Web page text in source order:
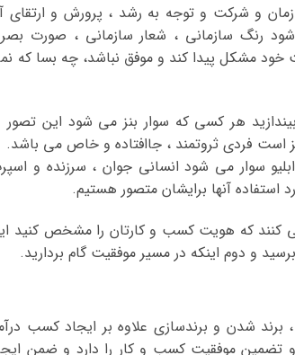
و شرکت و توجه به رشد ، پرورش و ارتقای
رنگ سازمانی ، شعار سازمانی ، صورت
خود مشکل پیدا کند و موفق نباشد، چه بسا که
هر کسی که سوار بنز می شود این تصور
فردی ثروتمند ، جاافتاده و خاص می باشد.
سوار می شود انسانی جوان ، سرزنده و
آنها برایشان متصور هستیم.
کنند که هویت کسب و کارتان را مشخص کنید
و دوم اینکه در مسیر موفقیت گام بردارید.
، برند شدن و برندسازی علاوه بر ایجاد کسب
تضمین موفقیت کسب و کار را دارد و ضمن